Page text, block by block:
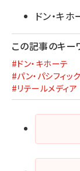
ドン・キホ
この記事のキー
#ドン・キホーテ
#パン・パシフィッ
#リテールメディア